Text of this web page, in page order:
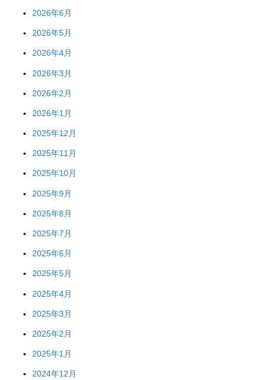
2026年6月
2026年5月
2026年4月
2026年3月
2026年2月
2026年1月
2025年12月
2025年11月
2025年10月
2025年9月
2025年8月
2025年7月
2025年6月
2025年5月
2025年4月
2025年3月
2025年2月
2025年1月
2024年12月